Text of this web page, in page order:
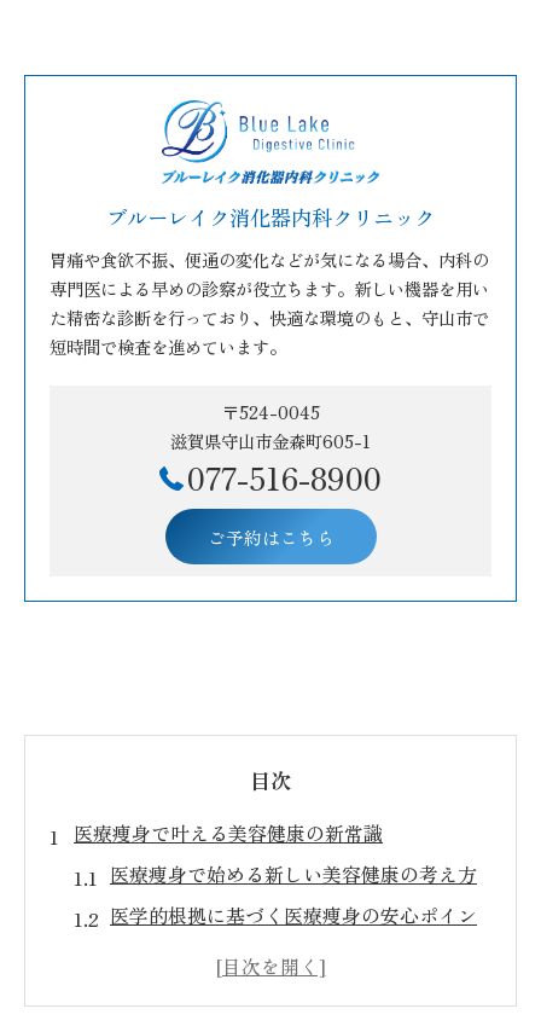
ブルーレイク消化器内科クリニック
胃痛や食欲不振、便通の変化などが気になる場合、内科の
専門医による早めの診察が役立ちます。新しい機器を用い
た精密な診断を行っており、快適な環境のもと、守山市で
短時間で検査を進めています。
〒524-0045
滋賀県守山市金森町605-1
077-516-8900
ご予約はこちら
目次
医療痩身で叶える美容健康の新常識
医療痩身で始める新しい美容健康の考え方
医学的根拠に基づく医療痩身の安心ポイン